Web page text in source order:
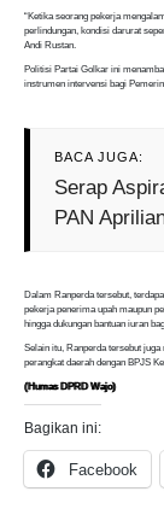
“Ketika seorang pekerja
perlindungan, kondisi darurat
Andi Rustan.
Politisi Partai Golkar ini
instrumen intervensi bagi
BACA JUGA:
Serap
PAN
Dalam Ranperda tersebut,
pekerja penerima upah maupun
hingga dukungan bantuan iuran
Selain itu, Ranperda tersebut
perangkat daerah dengan BPJS
(Humas DPRD Wajo)
Bagikan ini:
Facebook